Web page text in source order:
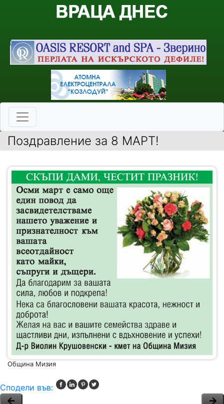
Поздравление за 8 МАРТ!
Община Мизия
Сподели във: